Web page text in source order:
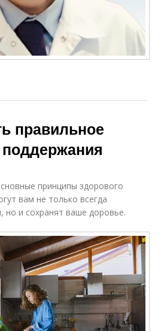
правильное
принципы здорового
вам не только всегда
но и сохранят ваше доровье.